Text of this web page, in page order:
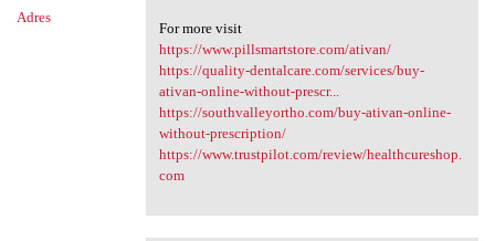
Adres
For more visit
https://www.pillsmartstore.com/ativan/
https://quality-dentalcare.com/services/buy-
ativan-online-without-prescr...
https://southvalleyortho.com/buy-ativan-online-
without-prescription/
https://www.trustpilot.com/review/healthcureshop.
com